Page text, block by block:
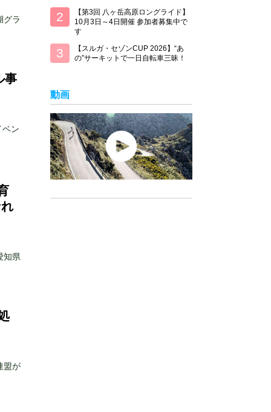
グラ
事
ベン
知県
盟が
【第3回 八ヶ岳高原ロングライド】
10月3日～4日開催 参加者募集中で
す
【スルガ・セゾンCUP 2026】“あ
の”サーキットで一日自転車三昧！
動画